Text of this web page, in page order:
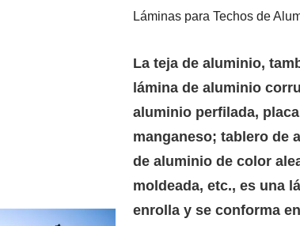
Láminas para Techos de
La teja de aluminio,
lámina de aluminio
aluminio perfilada,
manganeso; tablero de
de aluminio de color
moldeada, etc., es una
enrolla y se conforma